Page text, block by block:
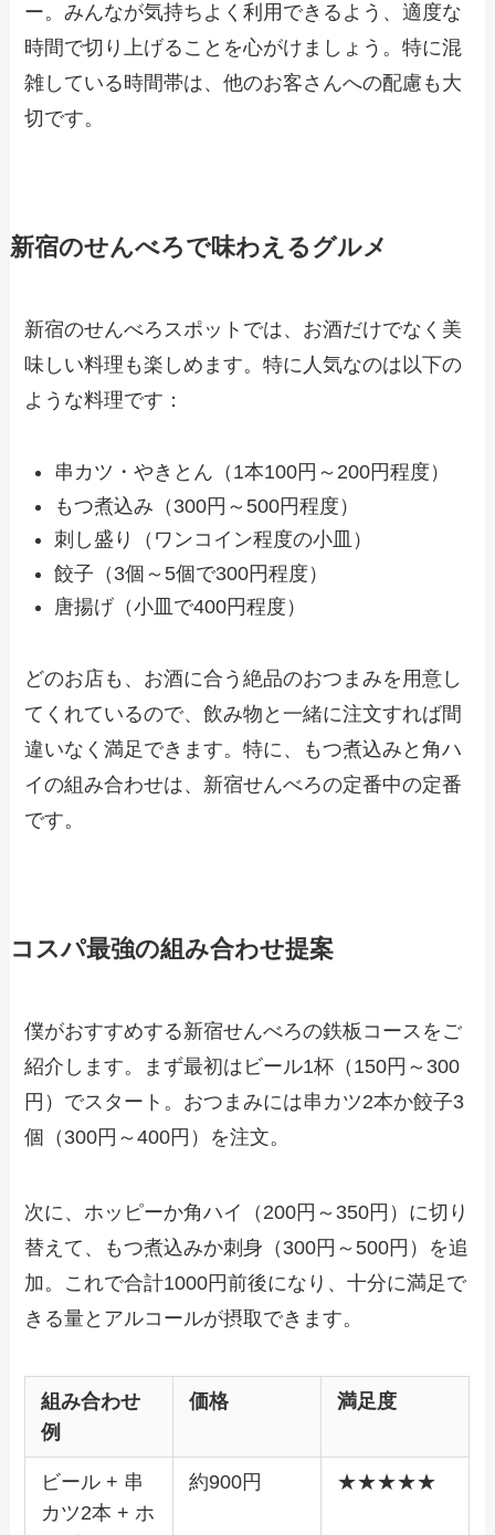
ー。みんなが気持ちよく利用できるよう、適度な
時間で切り上げることを心がけましょう。特に混
雑している時間帯は、他のお客さんへの配慮も大
切です。
新宿のせんべろで味わえるグルメ
新宿のせんべろスポットでは、お酒だけでなく美
味しい料理も楽しめます。特に人気なのは以下の
ような料理です：
串カツ・やきとん（1本100円～200円程度）
もつ煮込み（300円～500円程度）
刺し盛り（ワンコイン程度の小皿）
餃子（3個～5個で300円程度）
唐揚げ（小皿で400円程度）
どのお店も、お酒に合う絶品のおつまみを用意し
てくれているので、飲み物と一緒に注文すれば間
違いなく満足できます。特に、もつ煮込みと角ハ
イの組み合わせは、新宿せんべろの定番中の定番
です。
コスパ最強の組み合わせ提案
僕がおすすめする新宿せんべろの鉄板コースをご
紹介します。まず最初はビール1杯（150円～300
円）でスタート。おつまみには串カツ2本か餃子3
個（300円～400円）を注文。
次に、ホッピーか角ハイ（200円～350円）に切り
替えて、もつ煮込みか刺身（300円～500円）を追
加。これで合計1000円前後になり、十分に満足で
きる量とアルコールが摂取できます。
組み合わせ
例
価格 満足度
ビール + 串
カツ2本 + ホ
約900円 ★★★★★